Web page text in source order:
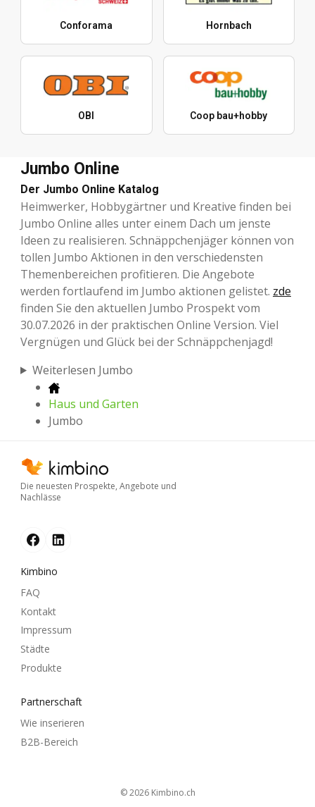
Conforama Hornbach
OBI Coop bau+hobby
Jumbo Online
Der Jumbo Online Katalog
Heimwerker, Hobbygärtner und Kreative finden bei
Jumbo Online alles unter einem Dach um jenste
Ideen zu realisieren. Schnäppchenjäger können von
tollen Jumbo Aktionen in den verschiedensten
Themenbereichen profitieren. Die Angebote
werden fortlaufend im Jumbo aktionen gelistet. zde
finden Sie den aktuellen Jumbo Prospekt vom
30.07.2026 in der praktischen Online Version. Viel
Vergnügen und Glück bei der Schnäppchenjagd!
Weiterlesen Jumbo
Haus und Garten
Jumbo
Die neuesten Prospekte, Angebote und
Nachlässe
Kimbino
FAQ
Kontakt
Impressum
Städte
Produkte
Partnerschaft
Wie inserieren
B2B-Bereich
© 2026 kimbino.ch